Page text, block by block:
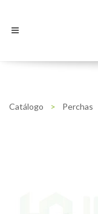
Catálogo > Perchas